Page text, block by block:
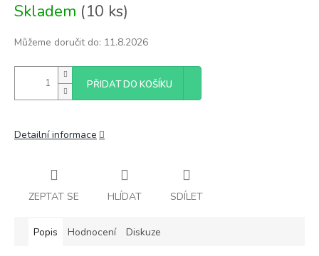
cena:
Skladem (10 ks)
Můžeme doručit do: 11.8.2026
PŘIDAT DO KOŠÍKU
Detailní informace
ZEPTAT SE HLÍDAT SDÍLET
Popis Hodnocení Diskuze